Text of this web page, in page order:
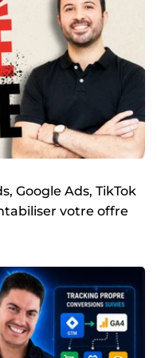
Google Ads, TikTok
votre offre